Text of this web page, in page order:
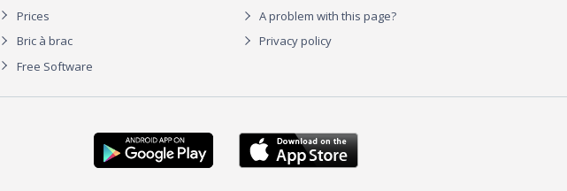
Prices
Bric à brac
Free Software
A problem with this page?
Privacy policy